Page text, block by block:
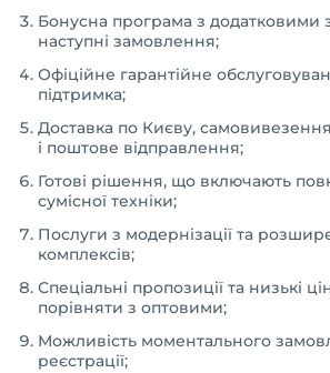
Бонусна програма з додатковими
наступні замовлення;
Офіційне гарантійне
підтримка;
Доставка по Києву,
і поштове відправлення;
Готові рішення, що включають
сумісної техніки;
Послуги з модернізації та
комплексів;
Спеціальні пропозиції та низькі
порівняти з оптовими;
Можливість моментального
реєстрації;